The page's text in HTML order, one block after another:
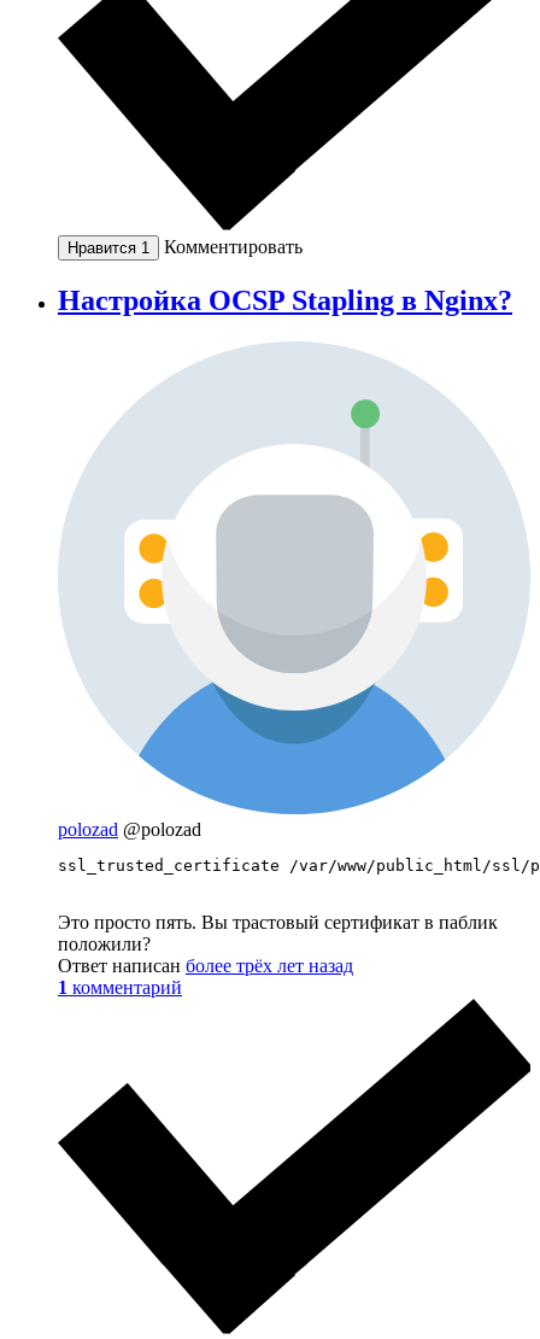
Нравится 1 Комментировать
Настройка OCSP Stapling в Nginx?
polozad @polozad
ssl_trusted_certificate /var/www/public_html/ssl/
Это просто пять. Вы трастовый сертификат в паблик
положили?
Ответ написан более трёх лет назад
1 комментарий